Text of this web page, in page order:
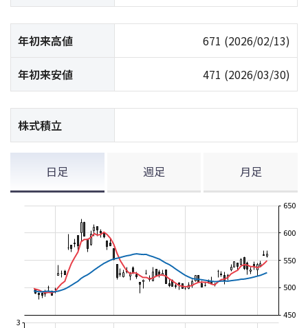
年初来高値 671 (2026/02/13)
年初来安値 471 (2026/03/30)
株式積立
日足 週足 月足
450
500
550
600
650
3